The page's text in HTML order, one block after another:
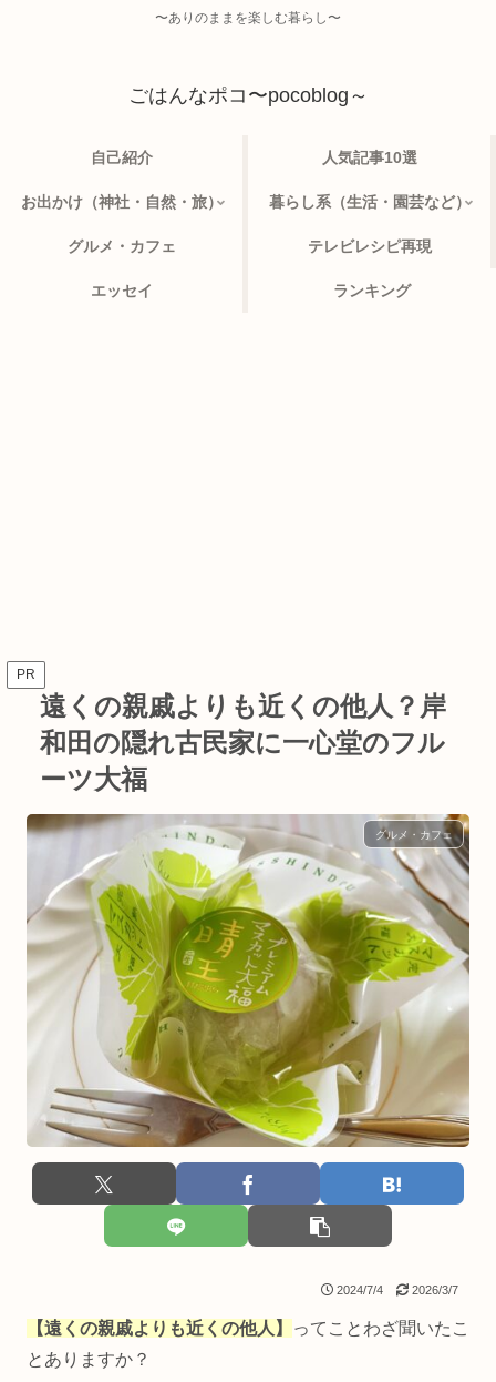
〜ありのままを楽しむ暮らし〜
ごはんなポコ〜pocoblog～
自己紹介 人気記事10選
お出かけ（神社・自然・旅） 暮らし系（生活・園芸など）
グルメ・カフェ テレビレシピ再現
エッセイ ランキング
PR
遠くの親戚よりも近くの他人？岸
和田の隠れ古民家に一心堂のフル
ーツ大福
グルメ・カフェ
2024/7/4 2026/3/7
【遠くの親戚よりも近くの他人】
ってことわざ聞いたこ
とありますか？